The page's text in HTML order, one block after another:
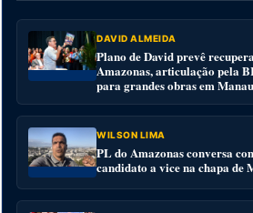
DAVID ALMEIDA
Plano de David prevê
Amazonas, articulação pela
para grandes obras em
WILSON LIMA
PL do Amazonas conversa
candidato a vice na chapa de